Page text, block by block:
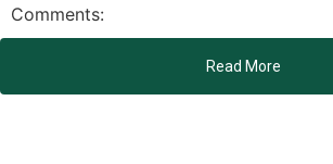
Comments:
Read More